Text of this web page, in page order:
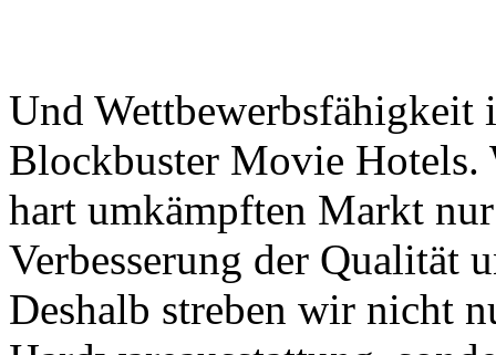
Und Wettbewerbsfähigkeit
Blockbuster Movie Hotels.
hart umkämpften Markt
Verbesserung der Qualität
Deshalb streben wir nicht